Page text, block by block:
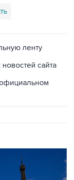
ленту
сайта